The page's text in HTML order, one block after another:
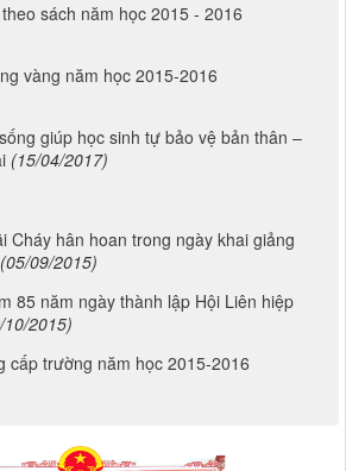
sách năm học 2015 - 2016
vàng năm học 2015-2016
giúp học sinh tự bảo vệ bản thân –
(15/04/2017)
Cháy hân hoan trong ngày khai giảng
(05/09/2015)
85 năm ngày thành lập Hội Liên hiệp
10/2015)
cấp trường năm học 2015-2016